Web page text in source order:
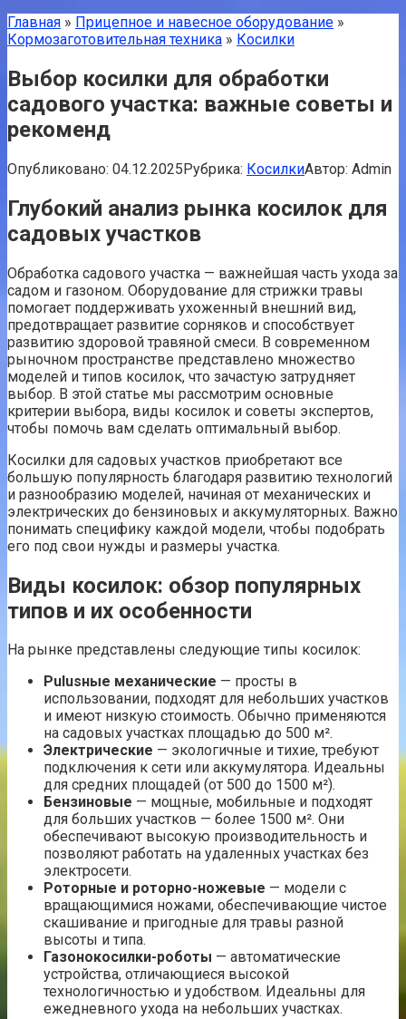
Главная » Прицепное и навесное оборудование »
Кормозаготовительная техника » Косилки
Выбор косилки для обработки
садового участка: важные советы и
рекоменд
Опубликовано: 04.12.2025Рубрика: КосилкиАвтор: Admin
Глубокий анализ рынка косилок для
садовых участков
Обработка садового участка — важнейшая часть ухода за
садом и газоном. Оборудование для стрижки травы
помогает поддерживать ухоженный внешний вид,
предотвращает развитие сорняков и способствует
развитию здоровой травяной смеси. В современном
рыночном пространстве представлено множество
моделей и типов косилок, что зачастую затрудняет
выбор. В этой статье мы рассмотрим основные
критерии выбора, виды косилок и советы экспертов,
чтобы помочь вам сделать оптимальный выбор.
Косилки для садовых участков приобретают все
большую популярность благодаря развитию технологий
и разнообразию моделей, начиная от механических и
электрических до бензиновых и аккумуляторных. Важно
понимать специфику каждой модели, чтобы подобрать
его под свои нужды и размеры участка.
Виды косилок: обзор популярных
типов и их особенности
На рынке представлены следующие типы косилок:
Рulusные механические — просты в
использовании, подходят для небольших участков
и имеют низкую стоимость. Обычно применяются
на садовых участках площадью до 500 м².
Электрические — экологичные и тихие, требуют
подключения к сети или аккумулятора. Идеальны
для средних площадей (от 500 до 1500 м²).
Бензиновые — мощные, мобильные и подходят
для больших участков — более 1500 м². Они
обеспечивают высокую производительность и
позволяют работать на удаленных участках без
электросети.
Роторные и роторно-ножевые — модели с
вращающимися ножами, обеспечивающие чистое
скашивание и пригодные для травы разной
высоты и типа.
Газонокосилки-роботы — автоматические
устройства, отличающиеся высокой
технологичностью и удобством. Идеальны для
ежедневного ухода на небольших участках.